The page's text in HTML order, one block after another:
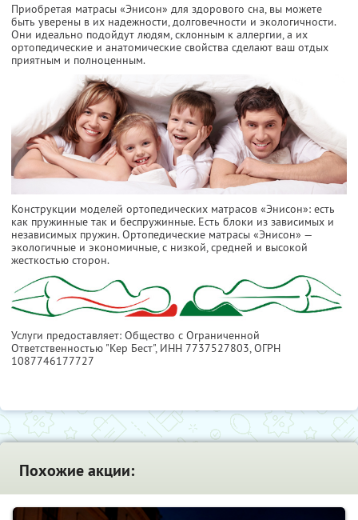
Приобретая матрасы «Энисон» для здорового сна, вы можете
быть уверены в их надежности, долговечности и экологичности.
Они идеально подойдут людям, склонным к аллергии, а их
ортопедические и анатомические свойства сделают ваш отдых
приятным и полноценным.
Конструкции моделей ортопедических матрасов «Энисон»: есть
как пружинные так и беспружинные. Есть блоки из зависимых и
независимых пружин. Ортопедические матрасы «Энисон» —
экологичные и экономичные, с низкой, средней и высокой
жесткостью сторон.
Услуги предоставляет: Общество с Ограниченной
Ответственностью "Кер Бест", ИНН 7737527803, ОГРН
1087746177727
Похожие акции: